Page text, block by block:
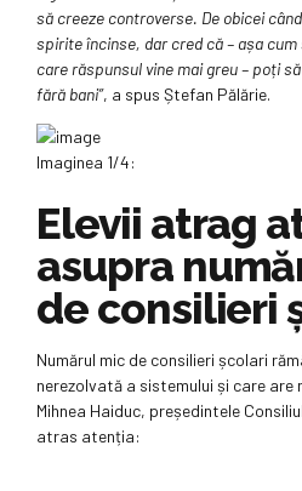
să creeze controverse. De obicei
spirite încinse, dar cred că – așa
care răspunsul vine mai greu – poți
fără bani”, a spus Ștefan Pălărie.
Imaginea 1/4:
Elevii atrag
asupra
de consilieri
Numărul mic de consilieri școlari
nerezolvată a sistemului și care are
Mihnea Haiduc, președintele
atras atenția: